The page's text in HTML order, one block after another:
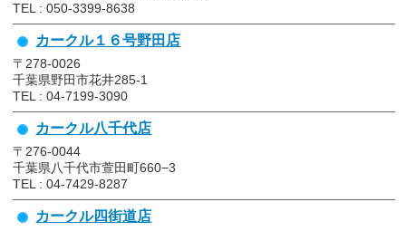
TEL : 050-3399-8638
カークル１６号野田店
〒278-0026
千葉県野田市花井285-1
TEL : 04-7199-3090
カークル八千代店
〒276-0044
千葉県八千代市萱田町660−3
TEL : 04-7429-8287
カークル四街道店